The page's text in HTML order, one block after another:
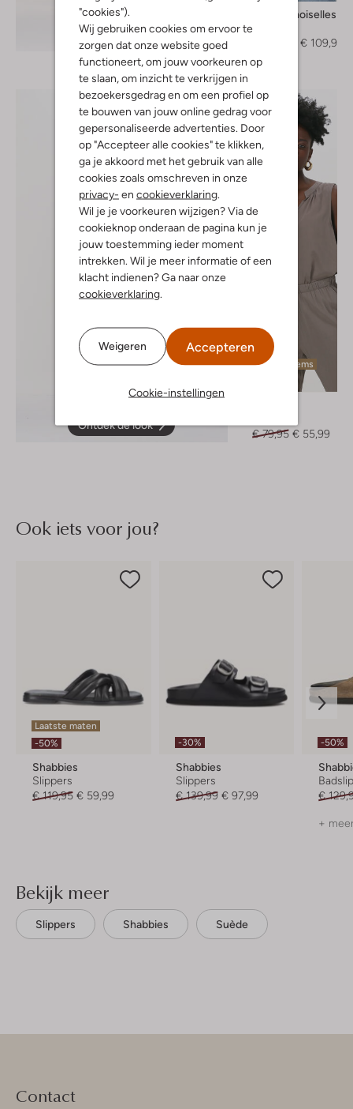
"cookies").
Wij gebruiken cookies om ervoor te
zorgen dat onze website goed
functioneert, om jouw voorkeuren op
te slaan, om inzicht te verkrijgen in
bezoekersgedrag en om een profiel op
te bouwen van jouw online gedrag voor
gepersonaliseerde advertenties. Door
op "Accepteer alle cookies" te klikken,
ga je akkoord met het gebruik van alle
cookies zoals omschreven in onze
privacy- en cookieverklaring
Wil je je voorkeuren wijzigen? Via de
cookieknop onderaan de pagina kun je
jouw toestemming ieder moment
intrekken. Wil je meer informatie of een
klacht indienen? Ga naar onze
cookieverklaring
Weigeren Accepteren
Cookie-instellingen
Ontdek de look
Mes Demoiselles
Blouse
€ 109,99
Ontdek de look
Laatste items
€ 79,95 € 55,99
Ook iets voor jou?
Laatste maten
-50%
Shabbies
Slippers
€ 119,95 € 59,99
-30%
Shabbies
Slippers
€ 139,99 € 97,99
-50%
€
+
Bekijk meer
Slippers Shabbies Suède
Contact